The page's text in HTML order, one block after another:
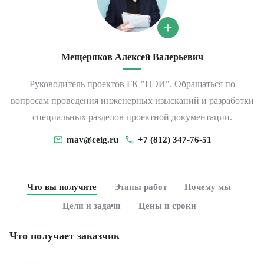
Мещеряков Алексей Валерьевич
Руководитель проектов ГК "ЦЭИ". Обращаться по
вопросам проведения инженерных изысканий и разработки
специальных разделов проектной документации.
mav@ceig.ru +7 (812) 347-76-51
Что вы получите Этапы работ
Почему мы
Цели и задачи
Цены и сроки
Что получает заказчик